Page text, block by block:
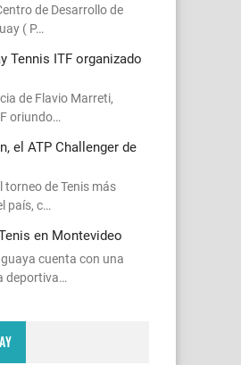
de Desarrollo de
( P…
Tennis ITF organizado
de Flavio Marreti,
oriundo…
el ATP Challenger de
torneo de Tenis más
país, c…
en Montevideo
cuenta con una
deportiva…